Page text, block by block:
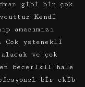
gibi bir çok
Kendi
amacımızı
yetenekli
ve çok
becerikli hale
bir ekib